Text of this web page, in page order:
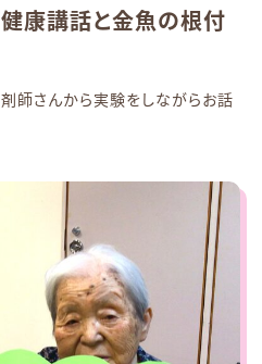
康講話と金魚の根付
師さんから実験をしながらお話